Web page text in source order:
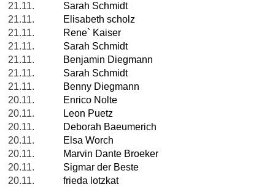
21.11.
Sarah Schmidt
21.11.
Elisabeth scholz
21.11.
Rene` Kaiser
21.11.
Sarah Schmidt
21.11.
Benjamin Diegmann
21.11.
Sarah Schmidt
21.11.
Benny Diegmann
20.11.
Enrico Nolte
20.11.
Leon Puetz
20.11.
Deborah Baeumerich
20.11.
Elsa Worch
20.11.
Marvin Dante Broeker
20.11.
Sigmar der Beste
20.11.
frieda lotzkat